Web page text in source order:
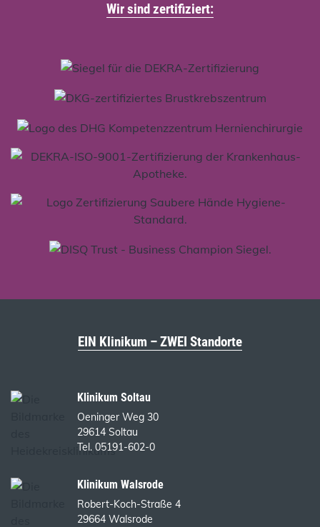
Wir sind zertifiziert:
EIN Klinikum – ZWEI Standorte
Klinikum Soltau
Oeninger Weg 30
29614 Soltau
Tel. 05191-602-0
Klinikum Walsrode
Robert-Koch-Straße 4
29664 Walsrode